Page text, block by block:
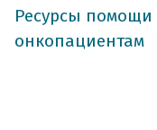
Ресурсы помощи
онкопациентам